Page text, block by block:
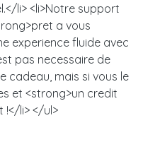
li> <li>Notre support
a vous
experience fluide avec
pas necessaire de
cadeau, mais si vous le
et <strong>un credit
li> </ul>